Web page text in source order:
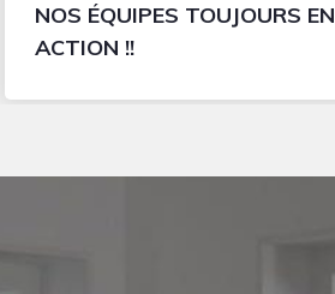
NOS ÉQUIPES TOUJOURS EN
ACTION !!